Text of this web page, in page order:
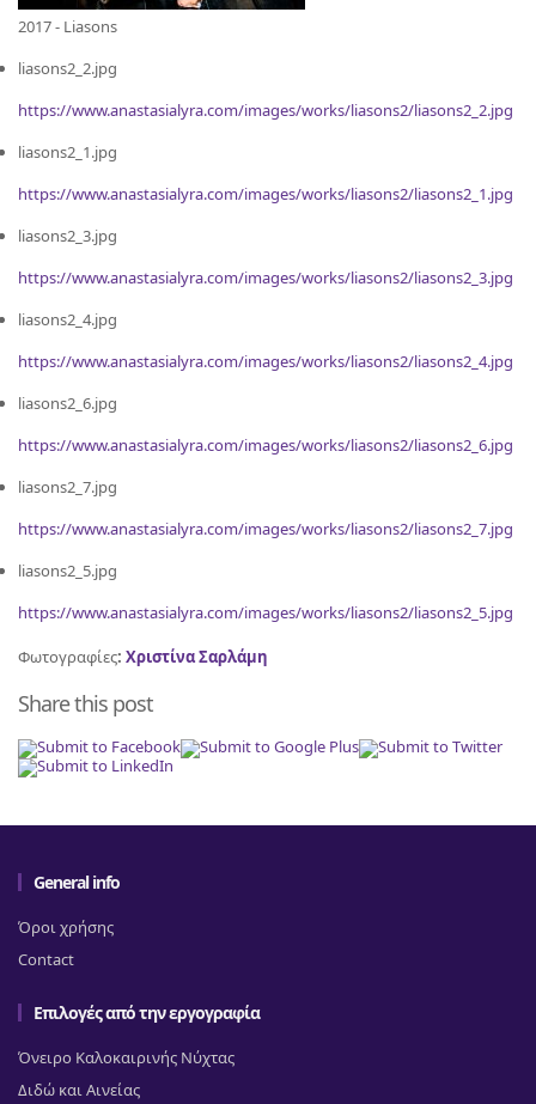
2017 - Liasons
liasons2_2.jpg
https://www.anastasialyra.com/images/works/liasons2/liasons2_2.jpg
liasons2_1.jpg
https://www.anastasialyra.com/images/works/liasons2/liasons2_1.jpg
liasons2_3.jpg
https://www.anastasialyra.com/images/works/liasons2/liasons2_3.jpg
liasons2_4.jpg
https://www.anastasialyra.com/images/works/liasons2/liasons2_4.jpg
liasons2_6.jpg
https://www.anastasialyra.com/images/works/liasons2/liasons2_6.jpg
liasons2_7.jpg
https://www.anastasialyra.com/images/works/liasons2/liasons2_7.jpg
liasons2_5.jpg
https://www.anastasialyra.com/images/works/liasons2/liasons2_5.jpg
Φωτογραφίες: Χριστίνα Σαρλάμη
Share this post
General info
Όροι χρήσης
Contact
Επιλογές από την εργογραφία
Όνειρο Καλοκαιρινής Νύχτας
Διδώ και Αινείας